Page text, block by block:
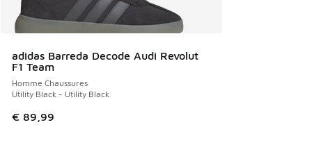
adidas Barreda Decode Audi Revolut
F1 Team
Homme Chaussures
Utility Black - Utility Black
€ 89,99